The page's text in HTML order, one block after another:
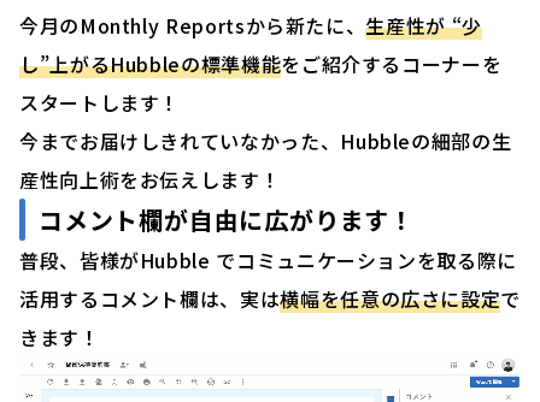
今月のMonthly Reportsから新たに、生産性が “少
し”上がるHubbleの標準機能をご紹介するコーナーを
スタートします！
今までお届けしきれていなかった、Hubbleの細部の生
産性向上術をお伝えします！
コメント欄が自由に広がります！
普段、皆様がHubble でコミュニケーションを取る際に
活用するコメント欄は、実は横幅を任意の広さに設定で
きます！